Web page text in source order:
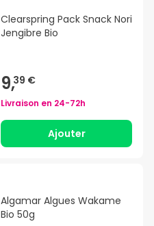
Clearspring Pack Snack Nori
Jengibre Bio
9,39 €
Livraison en 24-72h
Ajouter
Algamar Algues Wakame
Bio 50g